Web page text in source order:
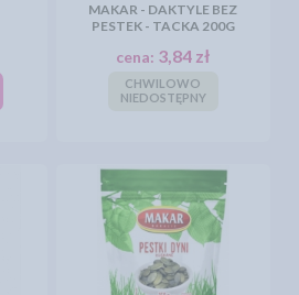
MAKAR - DAKTYLE BEZ
PESTEK - TACKA 200G
cena: 3,84 zł
CHWILOWO
NIEDOSTĘPNY